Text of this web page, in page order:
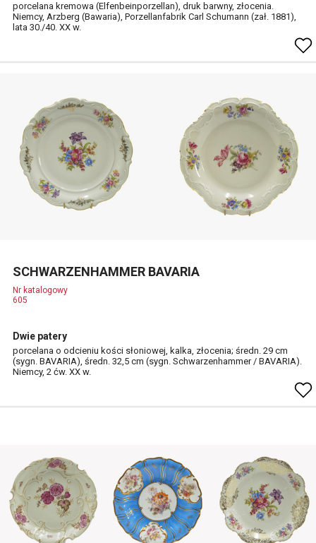
porcelana kremowa (Elfenbeinporzellan), druk barwny, złocenia.
Niemcy, Arzberg (Bawaria), Porzellanfabrik Carl Schumann (zał. 1881),
lata 30./40. XX w.
SCHWARZENHAMMER BAVARIA
Nr katalogowy
605
Dwie patery
porcelana o odcieniu kości słoniowej, kalka, złocenia; średn. 29 cm
(sygn. BAVARIA), średn. 32,5 cm (sygn. Schwarzenhammer / BAVARIA).
Niemcy, 2 ćw. XX w.